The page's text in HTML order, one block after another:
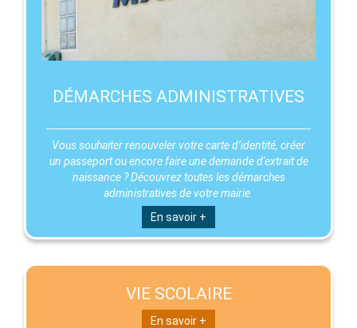
DÉMARCHES ADMINISTRATIVES
Vous souhaiter renouveler votre carte d’identité, créer
un passeport ou encore faire une demande d'extrait de
naissance ? Découvrez toutes les démarches
administratives de votre mairie.
En savoir +
VIE SCOLAIRE
En savoir +